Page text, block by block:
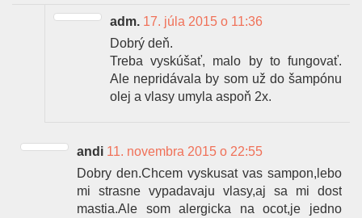
adm. 17. júla 2015 o 11:36
Dobrý deň.
Treba vyskúšať, malo by to fungovať.
Ale nepridávala by som už do šampónu
olej a vlasy umyla aspoň 2x.
andi 11. novembra 2015 o 22:55
Dobry den.Chcem vyskusat vas sampon,lebo
mi strasne vypadavaju vlasy,aj sa mi dost
mastia.Ale som alergicka na ocot,je jedno